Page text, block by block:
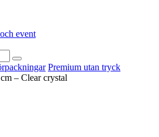
Premium utan tryck
– Clear crystal